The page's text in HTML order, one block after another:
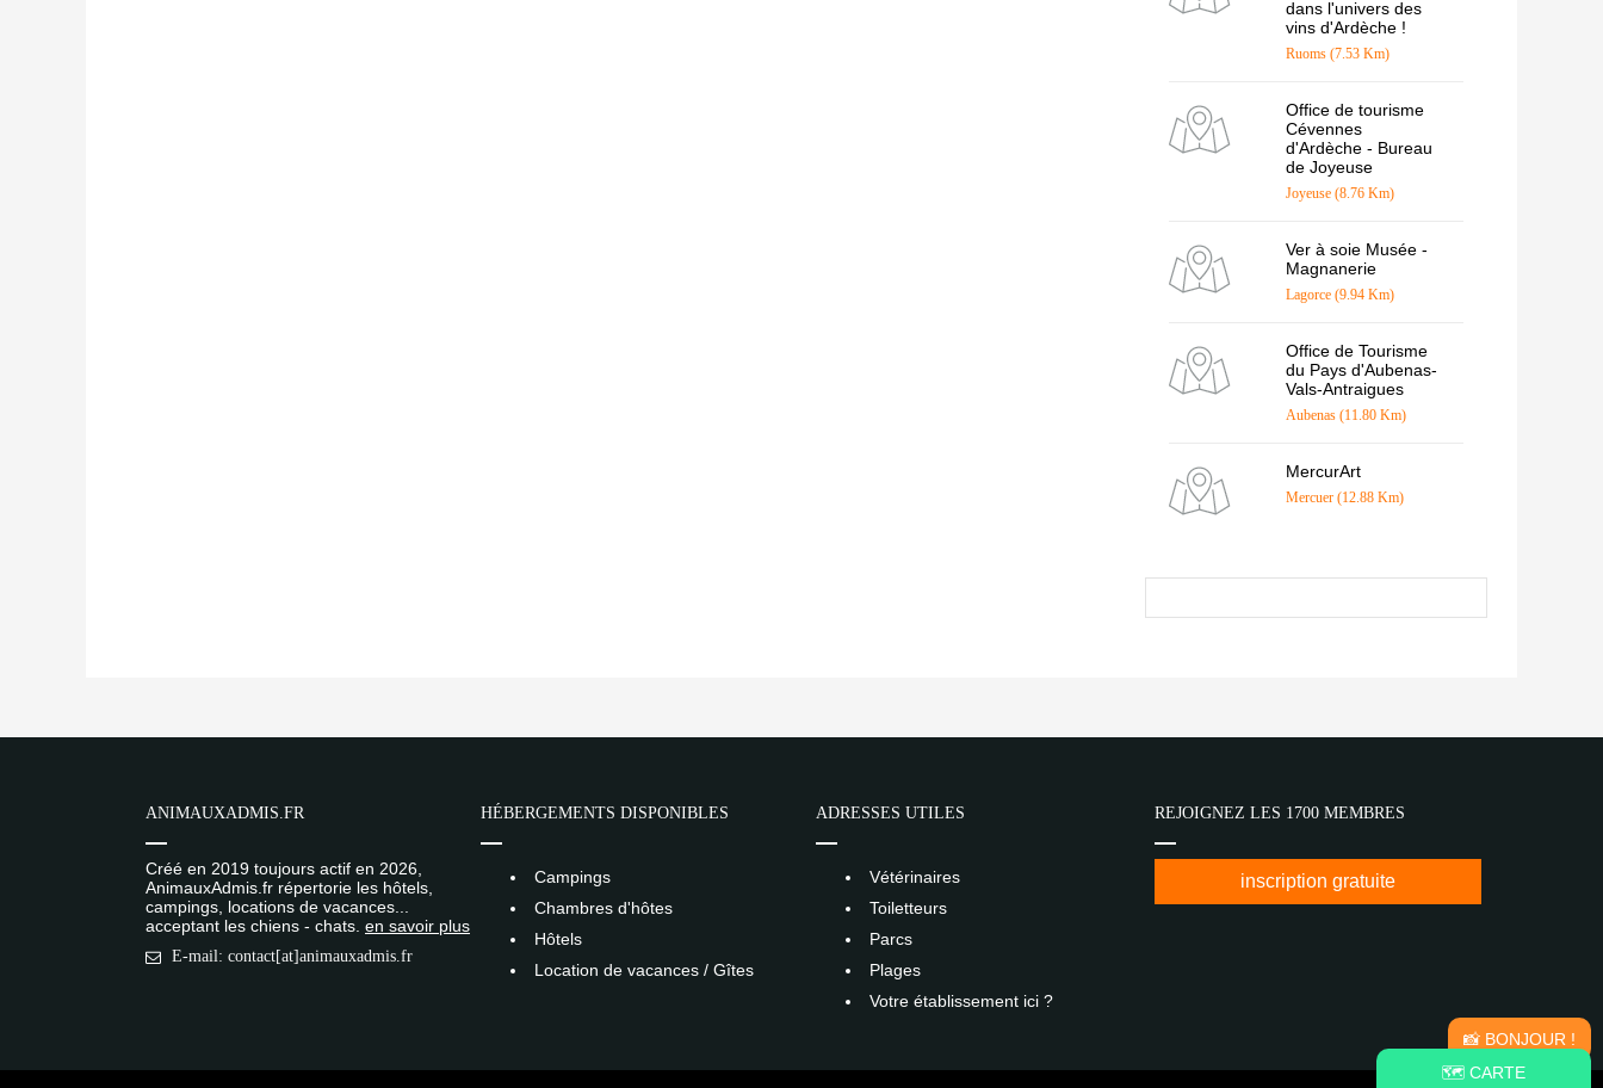
dans l'univers des
vins d'Ardèche !
Ruoms (7.53 Km)
Office de tourisme
Cévennes
d'Ardèche - Bureau
de Joyeuse
Joyeuse (8.76 Km)
Ver à soie Musée -
Magnanerie
Lagorce (9.94 Km)
Office de Tourisme
du Pays d'Aubenas-
Vals-Antraigues
Aubenas (11.80 Km)
MercurArt
Mercuer (12.88 Km)
📸 BONJOUR !
🗺️ CARTE
ANIMAUXADMIS.FR
Créé en 2019 toujours actif en 2026,
AnimauxAdmis.fr répertorie les hôtels,
campings, locations de vacances...
acceptant les chiens - chats. en savoir plus
E-mail: contact[at]animauxadmis.fr
HÉBERGEMENTS DISPONIBLES
Campings
Chambres d'hôtes
Hôtels
Location de vacances / Gîtes
ADRESSES UTILES
Vétérinaires
Toiletteurs
Parcs
Plages
Votre établissement ici ?
REJOIGNEZ LES 1700 MEMBRES
inscription gratuite